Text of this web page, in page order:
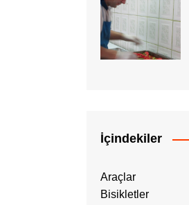
İçindekiler
Araçlar
Bisikletler